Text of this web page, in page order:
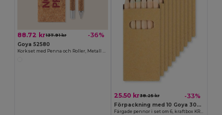
88.72 kr137.91 kr -36%
Goya 52580
25.50 kr38.25 kr -33%
Förpackning med 10 Goya 30077
Färgade pennor i set om 6, kraftbox KRAFT